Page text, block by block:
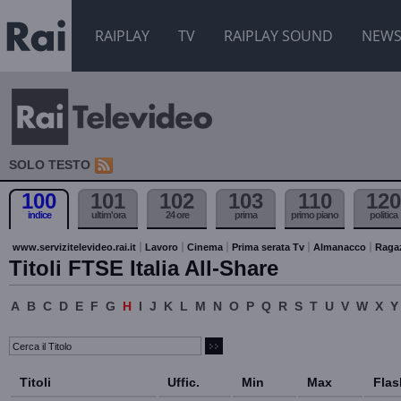
RAIPLAY TV RAIPLAY SOUND NEWS
SOLO TESTO
100
indice
101
ultim'ora
102
24 ore
103
prima
110
primo piano
120
politica
www.servizitelevideo.rai.it Lavoro Cinema Prima serata Tv Almanacco
Titoli FTSE Italia All-Share
A B C D E F G H I J K L M N O P Q R S T U V W X Y
Titoli Uffic. Min Max